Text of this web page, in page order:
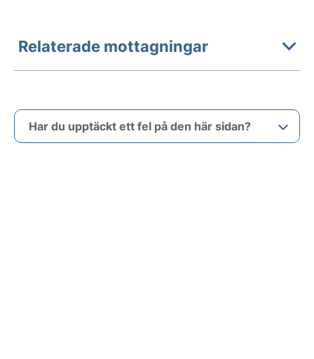
Relaterade mottagningar
Har du upptäckt ett fel på den här sidan?